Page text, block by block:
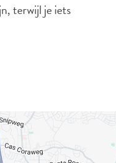
terwijl je iets